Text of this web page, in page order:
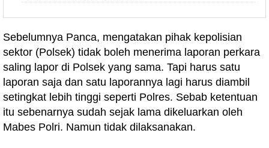
Sebelumnya Panca, mengatakan pihak kepolisian
sektor (Polsek) tidak boleh menerima laporan perkara
saling lapor di Polsek yang sama. Tapi harus satu
laporan saja dan satu laporannya lagi harus diambil
setingkat lebih tinggi seperti Polres. Sebab ketentuan
itu sebenarnya sudah sejak lama dikeluarkan oleh
Mabes Polri. Namun tidak dilaksanakan.